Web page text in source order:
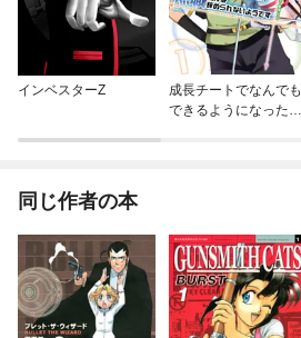
インベスターZ
成長チートでなんでも
できるようになった
同じ作者の本